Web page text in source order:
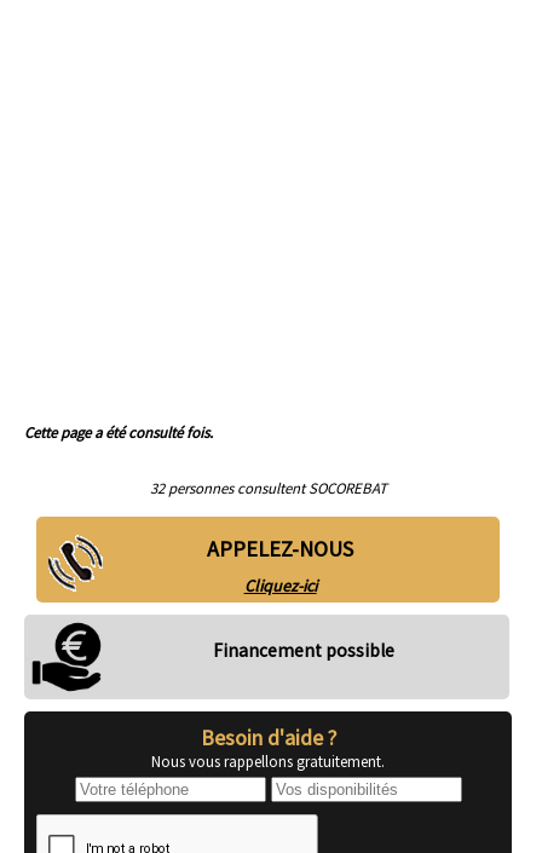
Cette page a été consulté fois.
32 personnes consultent SOCOREBAT
APPELEZ-NOUS
Cliquez-ici
Financement possible
Besoin d'aide ?
Nous vous rappellons gratuitement.